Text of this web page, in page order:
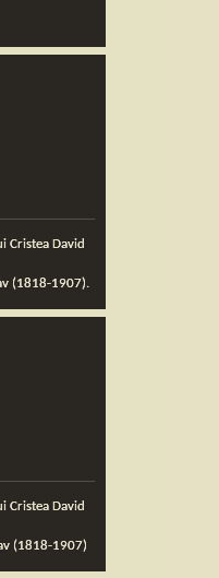
(1818-1907).
(1818-1907)